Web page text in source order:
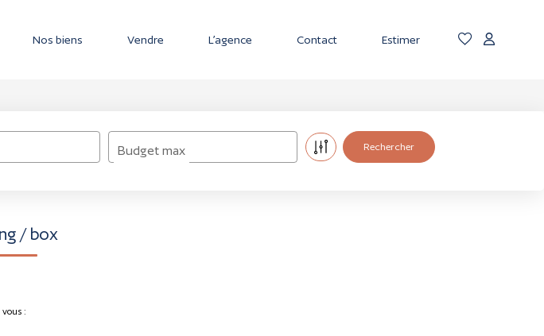
Nos biens Vendre L’agence Contact Estimer
Budget max
/ box
: